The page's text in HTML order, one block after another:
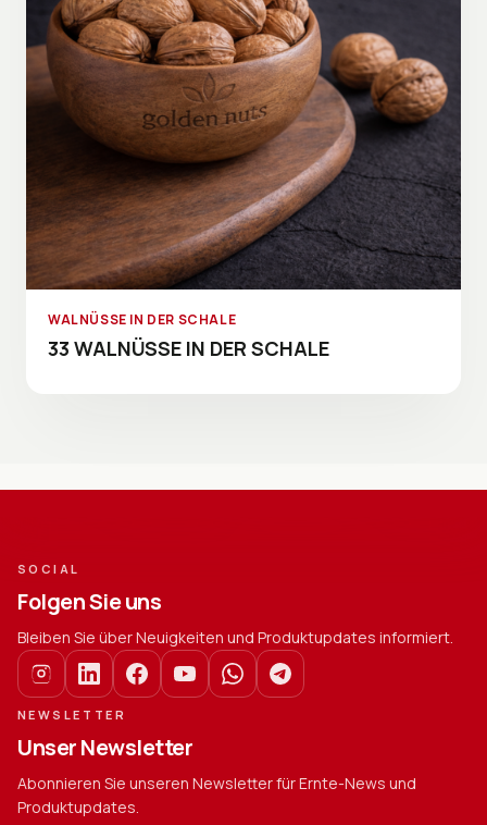
WALNÜSSE IN DER SCHALE
33 WALNÜSSE IN DER SCHALE
SOCIAL
Folgen Sie uns
Bleiben Sie über Neuigkeiten und Produktupdates informiert.
NEWSLETTER
Unser Newsletter
Abonnieren Sie unseren Newsletter für Ernte-News und
Produktupdates.